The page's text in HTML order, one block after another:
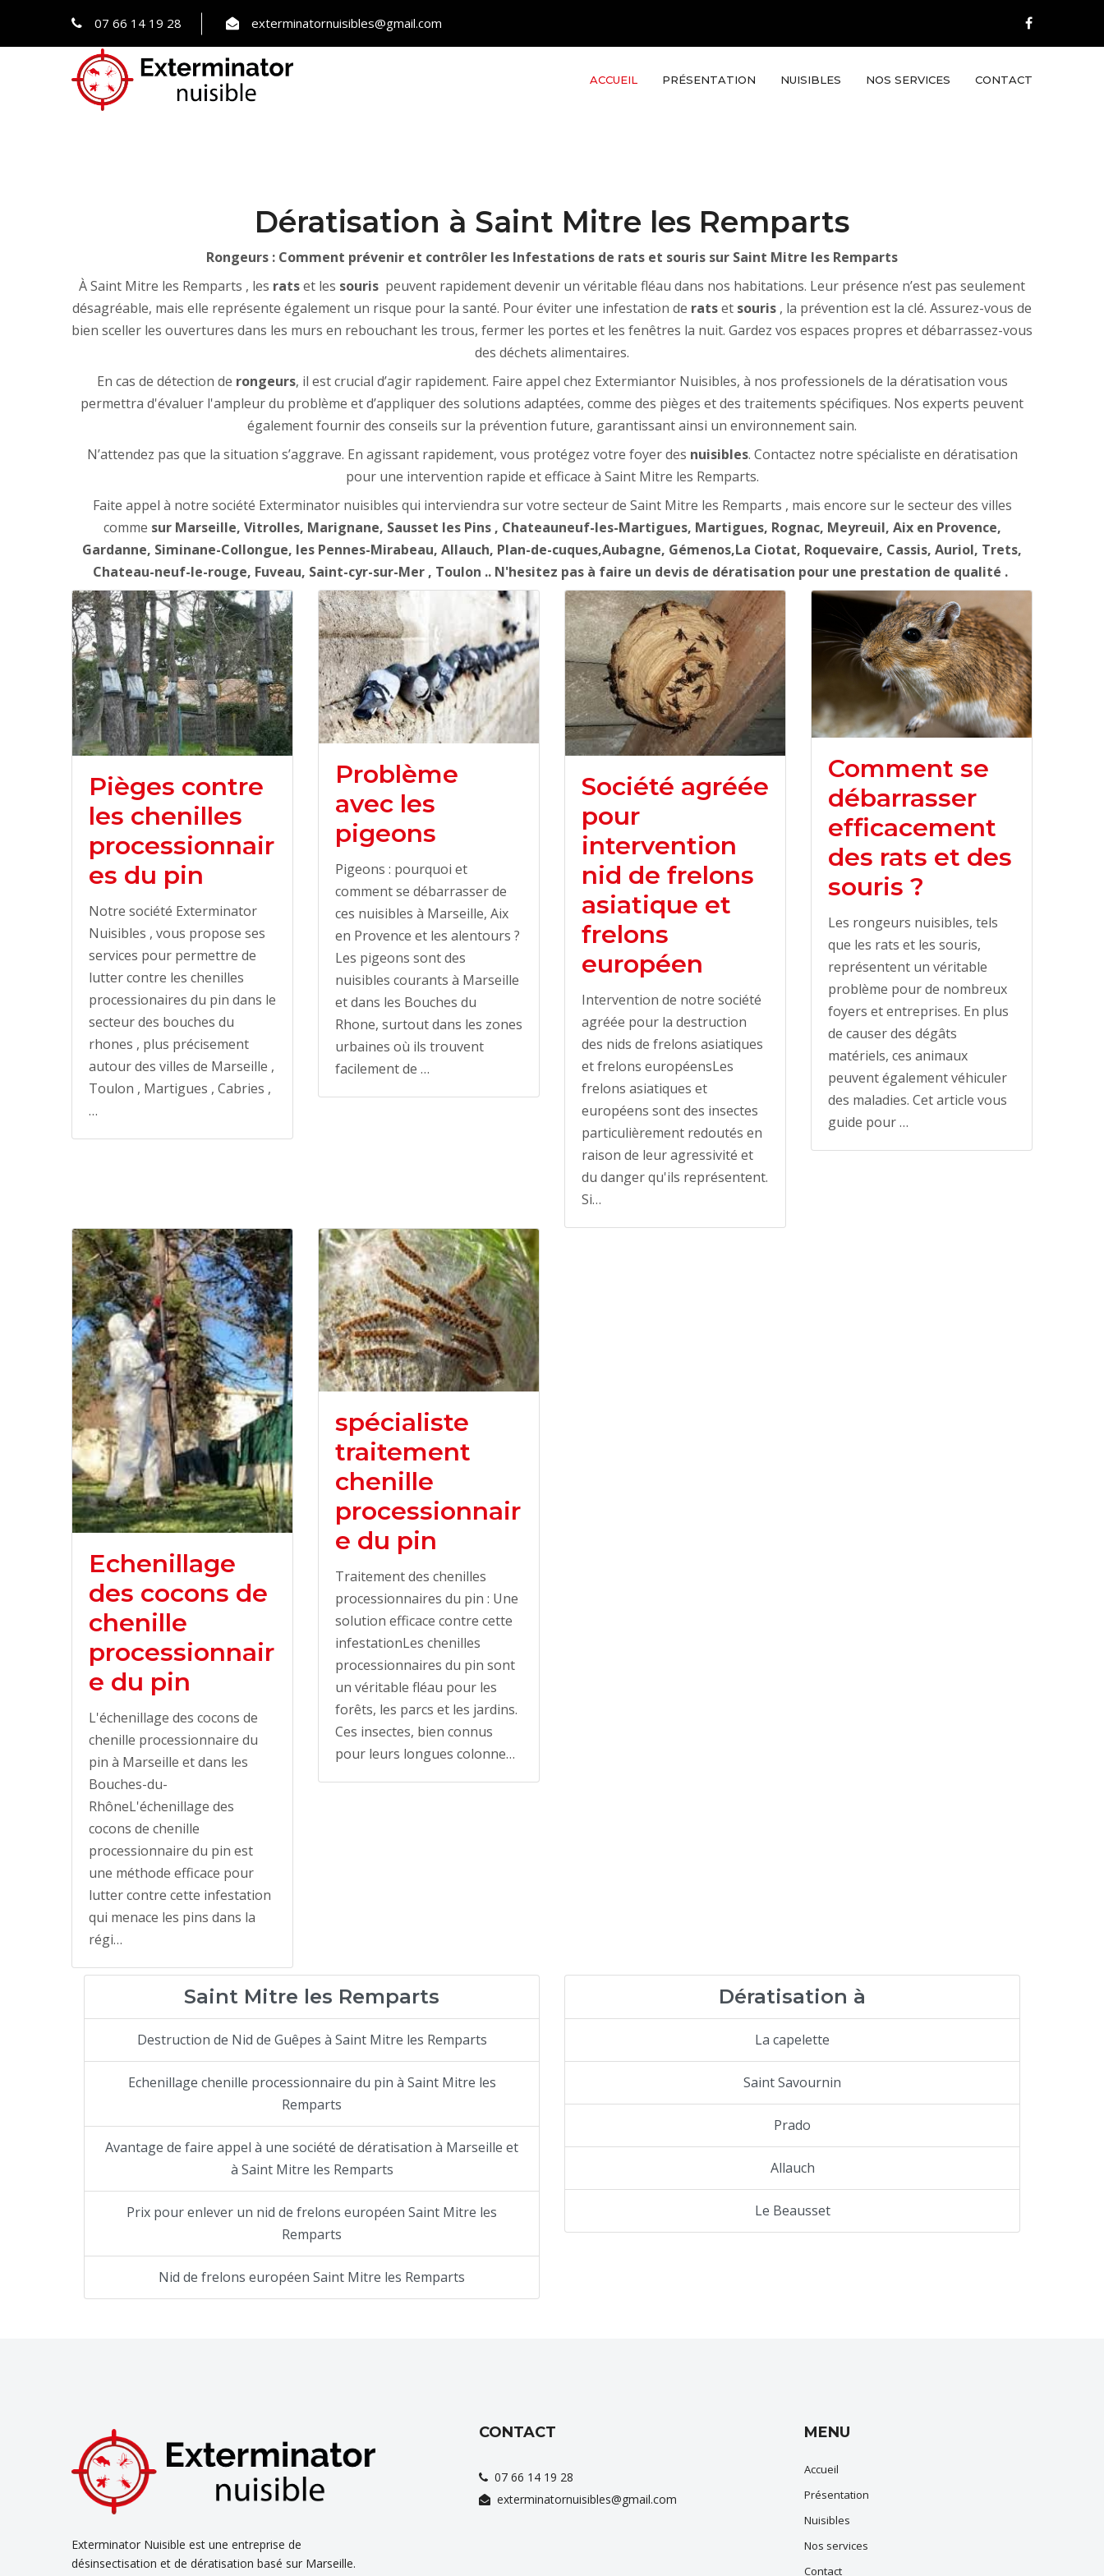
07 66 14 19 28 exterminatornuisibles@gmail.com
ACCUEIL PRÉSENTATION NUISIBLES NOS SERVICES CONTACT
Dératisation à Saint Mitre les Remparts
Rongeurs : Comment prévenir et contrôler les Infestations de rats et souris sur Saint Mitre les Remparts
À Saint Mitre les Remparts , les ratset les souris peuvent rapidement devenir un véritable fléau dans nos habitations. Leur présence n’est pas seulement
désagréable, mais elle représente également un risque pour la santé. Pour éviter une infestation de ratset souris , la prévention est la clé. Assurez-vous de
bien sceller les ouvertures dans les murs en rebouchant les trous, fermer les portes et les fenêtres la nuit. Gardez vos espaces propres et débarrassez-vous
des déchets alimentaires.
En cas de détection de rongeurs, il est crucial d’agir rapidement. Faire appel chez Extermiantor Nuisibles, à nos professionels de la dératisation vous
permettra d'évaluer l'ampleur du problème et d’appliquer des solutions adaptées, comme des pièges et des traitements spécifiques. Nos experts peuvent
également fournir des conseils sur la prévention future, garantissant ainsi un environnement sain.
N’attendez pas que la situation s’aggrave. En agissant rapidement, vous protégez votre foyer des nuisibles. Contactez notre spécialiste en dératisation
pour une intervention rapide et efficace à Saint Mitre les Remparts.
Faite appel à notre société Exterminator nuisibles qui interviendra sur votre secteur de Saint Mitre les Remparts , mais encore sur le secteur des villes
comme sur Marseille, Vitrolles, Marignane, Sausset les Pins , Chateauneuf-les-Martigues, Martigues, Rognac, Meyreuil, Aix en Provence,
Gardanne, Siminane-Collongue, les Pennes-Mirabeau, Allauch, Plan-de-cuques,Aubagne, Gémenos,La Ciotat, Roquevaire, Cassis, Auriol, Trets,
Chateau-neuf-le-rouge, Fuveau, Saint-cyr-sur-Mer , Toulon .. N'hesitez pas à faire un devis de dératisation pour une prestation de qualité .
Pièges contre
les chenilles
processionnair
es du pin
Notre société Exterminator
Nuisibles , vous propose ses
services pour permettre de
lutter contre les chenilles
processionaires du pin dans le
secteur des bouches du
rhones , plus précisement
autour des villes de Marseille ,
Toulon , Martigues , Cabries ,
…
Problème
avec les
pigeons
Pigeons : pourquoi et
comment se débarrasser de
ces nuisibles à Marseille, Aix
en Provence et les alentours ?
Les pigeons sont des
nuisibles courants à Marseille
et dans les Bouches du
Rhone, surtout dans les zones
urbaines où ils trouvent
facilement de …
Société agréée
pour
intervention
nid de frelons
asiatique et
frelons
européen
Intervention de notre société
agréée pour la destruction
des nids de frelons asiatiques
et frelons européensLes
frelons asiatiques et
européens sont des insectes
particulièrement redoutés en
raison de leur agressivité et
du danger qu'ils représentent.
Si…
Comment se
débarrasser
efficacement
des rats et des
souris ?
Les rongeurs nuisibles, tels
que les rats et les souris,
représentent un véritable
problème pour de nombreux
foyers et entreprises. En plus
de causer des dégâts
matériels, ces animaux
peuvent également véhiculer
des maladies. Cet article vous
guide pour …
Echenillage
des cocons de
chenille
processionnair
e du pin
L'échenillage des cocons de
chenille processionnaire du
pin à Marseille et dans les
Bouches-du-
RhôneL'échenillage des
cocons de chenille
processionnaire du pin est
une méthode efficace pour
lutter contre cette infestation
qui menace les pins dans la
régi…
spécialiste
traitement
chenille
processionnair
e du pin
Traitement des chenilles
processionnaires du pin : Une
solution efficace contre cette
infestationLes chenilles
processionnaires du pin sont
un véritable fléau pour les
forêts, les parcs et les jardins.
Ces insectes, bien connus
pour leurs longues colonne…
Saint Mitre les Remparts
Destruction de Nid de Guêpes à Saint Mitre les Remparts
Echenillage chenille processionnaire du pin à Saint Mitre les
Remparts
Avantage de faire appel à une société de dératisation à Marseille et
à Saint Mitre les Remparts
Prix pour enlever un nid de frelons européen Saint Mitre les
Remparts
Nid de frelons européen Saint Mitre les Remparts
Dératisation à
La capelette
Saint Savournin
Prado
Allauch
Le Beausset
Exterminator Nuisible est une entreprise de
désinsectisation et de dératisation basé sur Marseille.
CONTACT
07 66 14 19 28
exterminatornuisibles@gmail.com
MENU
Accueil
Présentation
Nuisibles
Nos services
Contact